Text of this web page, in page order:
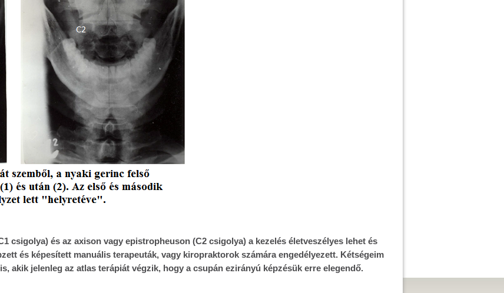
csigolya) és az axison vagy epistropheuson (C2 csigolya) a kezelés életveszélyes lehet és
és képesített manuális terapeuták, vagy kiropraktorok számára engedélyezett. Kétségeim
akik jelenleg az atlas terápiát végzik, hogy a csupán ezirányú képzésük erre elegendő.